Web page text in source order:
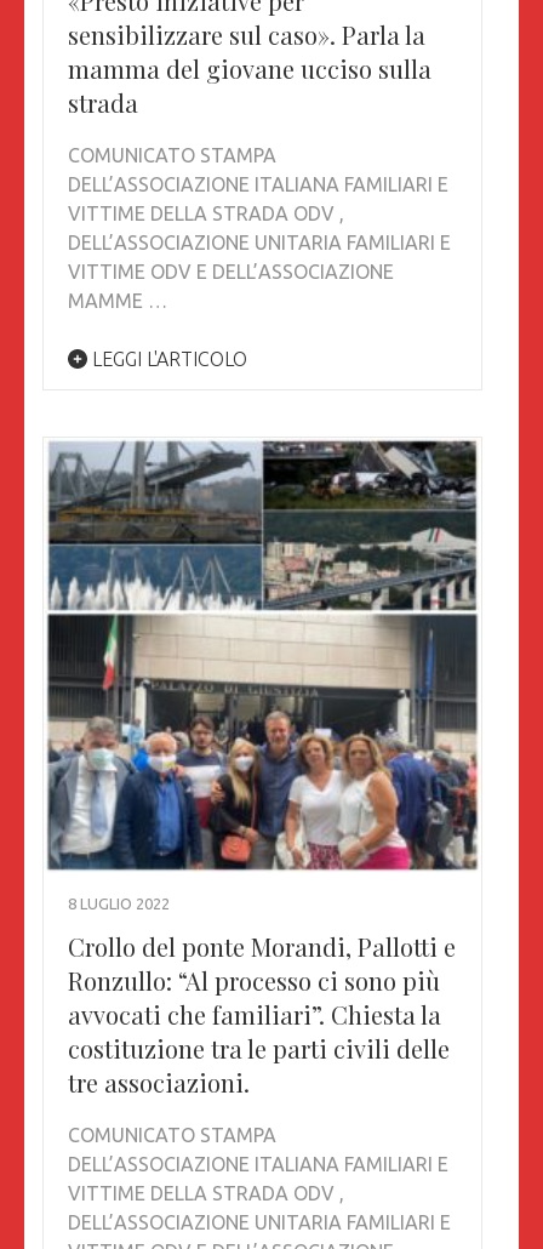
sensibilizzare sul caso». Parla la
mamma del giovane ucciso sulla
strada
COMUNICATO STAMPA
DELL’ASSOCIAZIONE ITALIANA FAMILIARI E
VITTIME DELLA STRADA ODV ,
DELL’ASSOCIAZIONE UNITARIA FAMILIARI E
VITTIME ODV E DELL’ASSOCIAZIONE
MAMME …
LEGGI L'ARTICOLO
8 LUGLIO 2022
Crollo del ponte Morandi, Pallotti e
Ronzullo: “Al processo ci sono più
avvocati che familiari”. Chiesta la
costituzione tra le parti civili delle
tre associazioni.
COMUNICATO STAMPA
DELL’ASSOCIAZIONE ITALIANA FAMILIARI E
VITTIME DELLA STRADA ODV ,
DELL’ASSOCIAZIONE UNITARIA FAMILIARI E